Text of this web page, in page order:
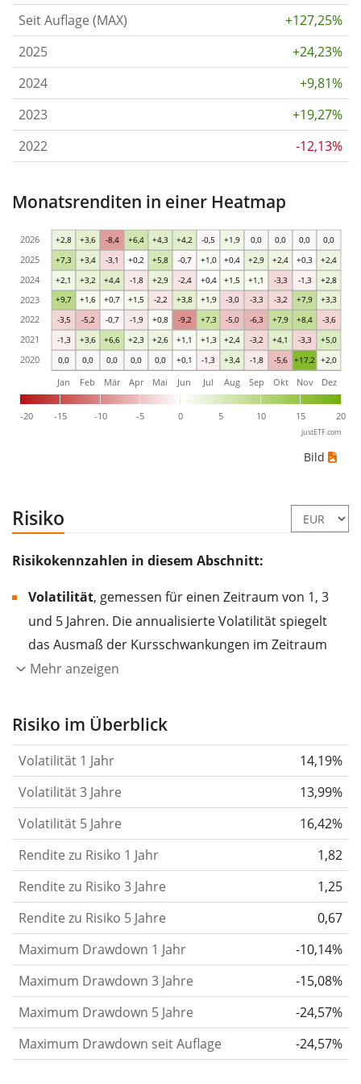
Seit Auflage (MAX)
+127,25%
2025
+24,23%
2024
+9,81%
2023
+19,27%
2022
-12,13%
Monatsrenditen in einer Heatmap
0,0 0,0 0,0 0,0 0,0 +0,1 -1,3 +3,4 -1,8 -5,6 +17,2 +2,0
-1,3 +3,6 +6,6 +2,3 +2,6 +1,1 +1,3 +2,4 -3,2 +4,1 -3,3 +5,0
-3,5 -5,2 -0,7 -1,9 +0,8 -9,2 +7,3 -5,0 -6,3 +7,9 +8,4 -3,6
+9,7 +1,6 +0,7 +1,5 -2,2 +3,8 +1,9 -3,0 -3,3 -3,2 +7,9 +3,3
+2,1 +3,2 +4,4 -1,8 +2,9 -2,4 +0,4 +1,5 +1,1 -3,3 -1,3 +2,8
+7,3 +3,4 -3,1 +0,2 +5,8 -0,7 +1,0 +0,4 +2,9 +2,4 +0,3 +2,4
+2,8 +3,6 -8,4 +6,4 +4,3 +4,2 -0,5 +1,9 0,0 0,0 0,0 0,0
-20 -15 -10 -5 0 5 10 15 20
Jan Feb Mär Apr Mai Jun Jul Aug Sep Okt Nov Dez
2020
2021
2022
2023
2024
2025
2026
justETF.com
Bild
Risiko
Risikokennzahlen in diesem Abschnitt:
Volatilität, gemessen für einen Zeitraum von 1, 3
und 5 Jahren. Die annualisierte Volatilität spiegelt
das Ausmaß der Kursschwankungen im Zeitraum
eines Jahres wider.
Aktie, des ETF, usw.) in der Vergangenheit
gelten im Allgemeinen als risikoreicher. Wir
berechnen die Volatilität auf Basis der Daten der
letzten 1, 3 und 5 Jahre, damit du sehen kannst, ob
die Kursschwankungen im Laufe der Zeit stärker
oder schwächer wurden. Weitere Informationen
findest du in unserem Artikel:
Risikomaß.
Rendite pro Risikofür Zeiträume von 1, 3 und 5
Jahren. Diese Kennzahl ist definiert als die
annualisierte (d. h. auf einen Einjahreszeitraum
umgerechnete) historische Rendite geteilt durch die
historische annualisierte Volatilität.Rendite pro
Risiko setzt die historische Rendite eines
Mehr anzeigen
Risiko im Überblick
Volatilität 1 Jahr
14,19%
Volatilität 3 Jahre
13,99%
Volatilität 5 Jahre
16,42%
Rendite zu Risiko 1 Jahr
1,82
Rendite zu Risiko 3 Jahre
1,25
Rendite zu Risiko 5 Jahre
0,67
Maximum Drawdown 1 Jahr
-10,14%
Maximum Drawdown 3 Jahre
-15,08%
Maximum Drawdown 5 Jahre
-24,57%
Maximum Drawdown seit Auflage
-24,57%